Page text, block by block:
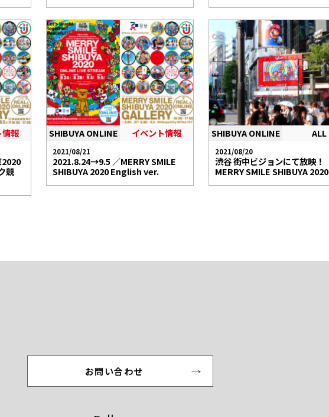
情報
競
SHIBUYA ONLINE イベント情報
2021/08/21
2021.8.24→9.5 ／MERRY SMILE
SHIBUYA 2020 English ver.
SHIBUYA ONLINE ALL
2021/08/20
渋谷 街中ビジョンにて放映！
MERRY SMILE SHIBUYA 2020
お問い合わせ